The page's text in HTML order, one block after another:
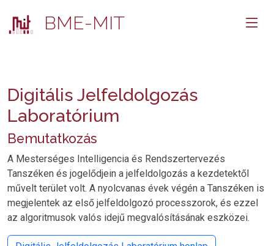
BME-MIT
Digitális Jelfeldolgozás
Laboratórium
Bemutatkozás
A Mesterséges Intelligencia és Rendszertervezés
Tanszéken és jogelődjein a jelfeldolgozás a kezdetektől
művelt terület volt. A nyolcvanas évek végén a Tanszéken is
megjelentek az első jelfeldolgozó processzorok, és ezzel
az algoritmusok valós idejű megvalósításának eszközei.